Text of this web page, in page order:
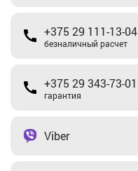
+375 29 111-13-04
безналичный расчет
+375 29 343-73-01
гарантия
Viber